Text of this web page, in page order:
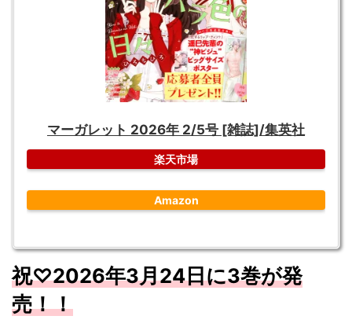
マーガレット 2026年 2/5号 [雑誌]/集英社
楽天市場
Amazon
祝♡2026年3月24日に3巻が発
売！！